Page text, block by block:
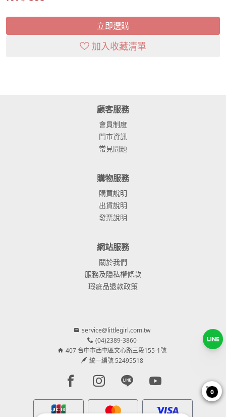
立即選購
加入收藏清單
顧客服務
會員制度
門市資訊
常見問題
購物服務
購買說明
出貨說明
發票說明
網站服務
關於我們
服務及隱私權條款
瑕疵品退款政策
service@littlegirl.com.tw
(04)2389-3860
407 台中市西屯區文心路三段155-1號
統一編號 52495518
Facebook page
Instagram page
Line pageYoutube page
0